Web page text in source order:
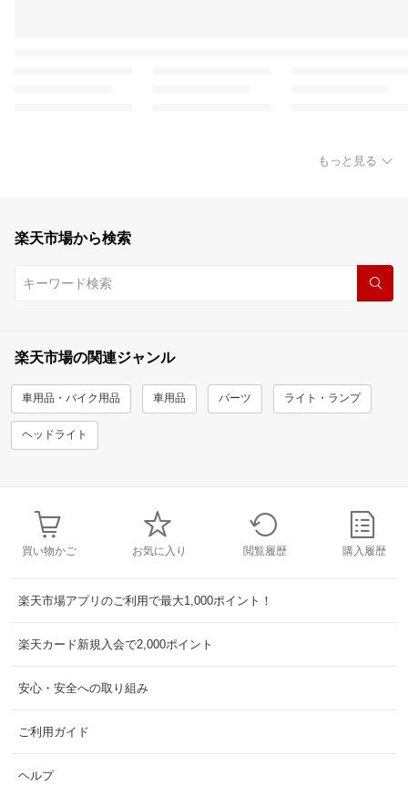
もっと見る
楽天市場から検索
楽天市場の関連ジャンル
車用品・バイク用品 車用品 パーツ ライト・ランプ
ヘッドライト
買い物かご お気に入り 閲覧履歴 購入履歴
楽天市場アプリのご利用で最大1,000ポイント！
楽天カード新規入会で2,000ポイント
安心・安全への取り組み
ご利用ガイド
ヘルプ